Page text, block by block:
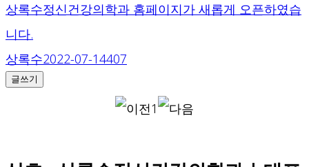
상록수정신건강의학과 홈페이지가 새롭게 오픈하였습
니다.
상록수2022-07-14407
글쓰기
1